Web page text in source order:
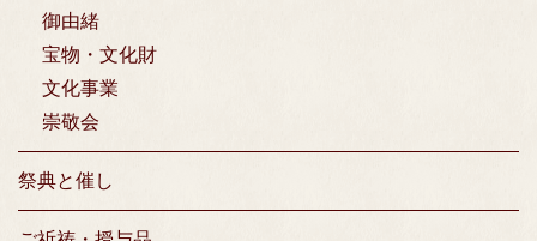
御由緒
宝物・文化財
文化事業
崇敬会
祭典と催し